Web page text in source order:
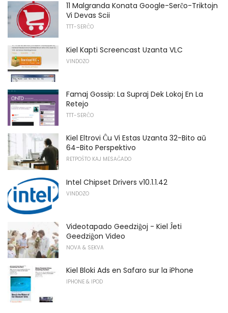
11 Malgranda Konata Google-Serĉo-Triktojn
Vi Devas Scii
TTT-SERĈO
Kiel Kapti Screencast Uzanta VLC
VINDOZO
Famaj Gossip: La Supraj Dek Lokoj En La
Retejo
TTT-SERĈO
Kiel Eltrovi Ĉu Vi Estas Uzanta 32-Bito aŭ
64-Bito Perspektivo
RETPOŜTO KAJ MESAĜADO
Intel Chipset Drivers v10.1.1.42
VINDOZO
Videotapado Geedziĝoj - Kiel Ĵeti
Geedziĝon Video
NOVA & SEKVA
Kiel Bloki Ads en Safaro sur la iPhone
IPHONE & IPOD